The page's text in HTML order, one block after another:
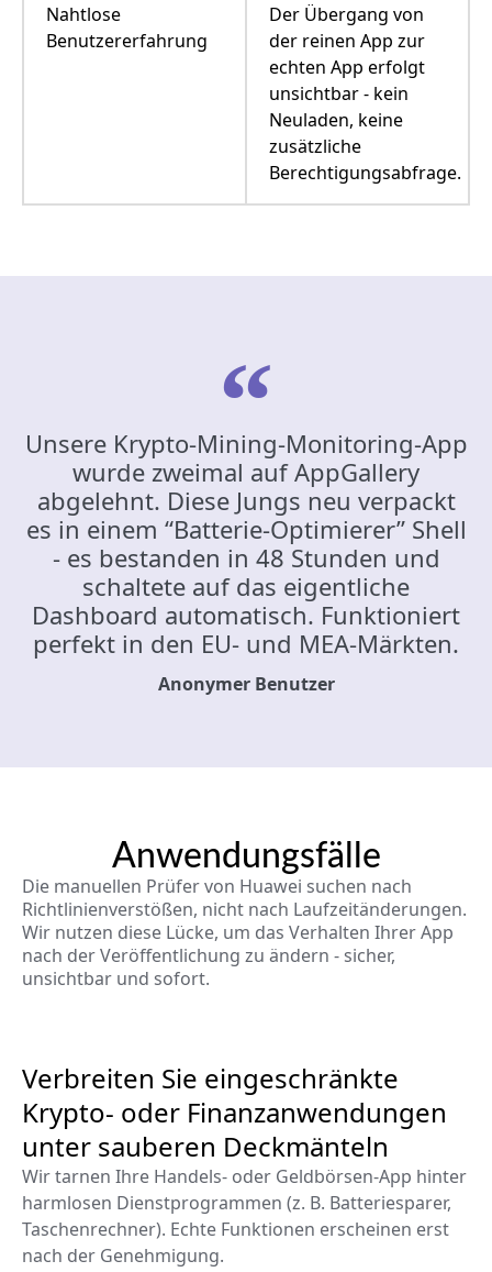
Nahtlose
Benutzererfahrung
Der Übergang von
der reinen App zur
echten App erfolgt
unsichtbar - kein
Neuladen, keine
zusätzliche
Berechtigungsabfrage.
Unsere Krypto-Mining-Monitoring-App
wurde zweimal auf AppGallery
abgelehnt. Diese Jungs neu verpackt
es in einem “Batterie-Optimierer” Shell
- es bestanden in 48 Stunden und
schaltete auf das eigentliche
Dashboard automatisch. Funktioniert
perfekt in den EU- und MEA-Märkten.
Anonymer Benutzer
Anwendungsfälle
Die manuellen Prüfer von Huawei suchen nach
Richtlinienverstößen, nicht nach Laufzeitänderungen.
Wir nutzen diese Lücke, um das Verhalten Ihrer App
nach der Veröffentlichung zu ändern - sicher,
unsichtbar und sofort.
Verbreiten Sie eingeschränkte
Krypto- oder Finanzanwendungen
unter sauberen Deckmänteln
Wir tarnen Ihre Handels- oder Geldbörsen-App hinter
harmlosen Dienstprogrammen (z. B. Batteriesparer,
Taschenrechner). Echte Funktionen erscheinen erst
nach der Genehmigung.